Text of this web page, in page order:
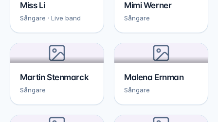
Miss Li
Sångare · Live band
Mimi Werner
Sångare
Martin Stenmarck
Sångare
Malena Ernman
Sångare